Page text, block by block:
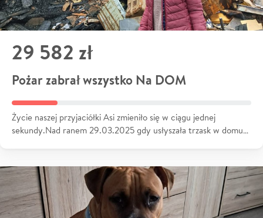
29 582 zł
Pożar zabrał wszystko Na DOM
Życie naszej przyjaciółki Asi zmieniło się w ciągu jednej
sekundy.Nad ranem 29.03.2025 gdy usłyszała trzask w domu…